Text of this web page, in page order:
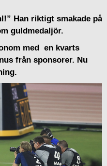
Han riktigt smakade på
guldmedaljör.
med en kvarts
från sponsorer. Nu